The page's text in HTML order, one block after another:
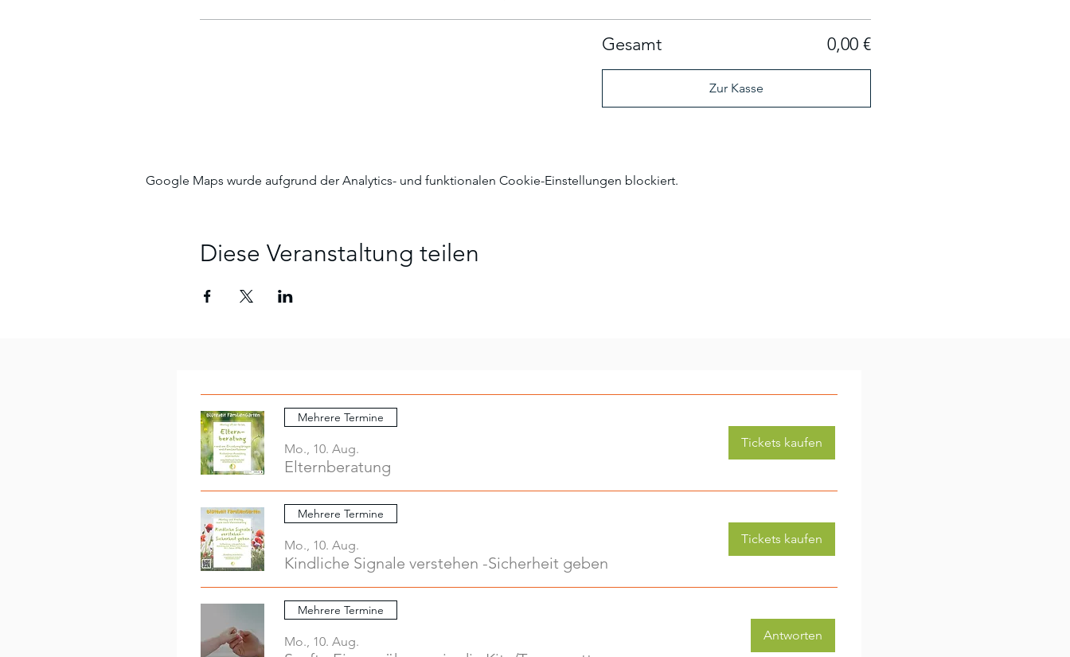
Gesamt 0,00 €
Zur Kasse
Google Maps wurde aufgrund der Analytics- und funktionalen Cookie-Einstellungen blockiert.
Diese Veranstaltung teilen
Mehrere Termine
Mo., 10. Aug.
Elternberatung
Tickets kaufen
Mehrere Termine
Mo., 10. Aug.
Kindliche Signale verstehen -Sicherheit geben
Tickets kaufen
Mehrere Termine
Mo., 10. Aug. Antworten